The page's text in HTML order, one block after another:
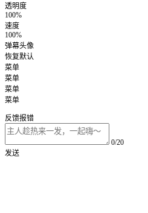
透明度
100%
速度
100%
弹幕头像
恢复默认
菜单
菜单
菜单
菜单
反馈报错
0/20
发送